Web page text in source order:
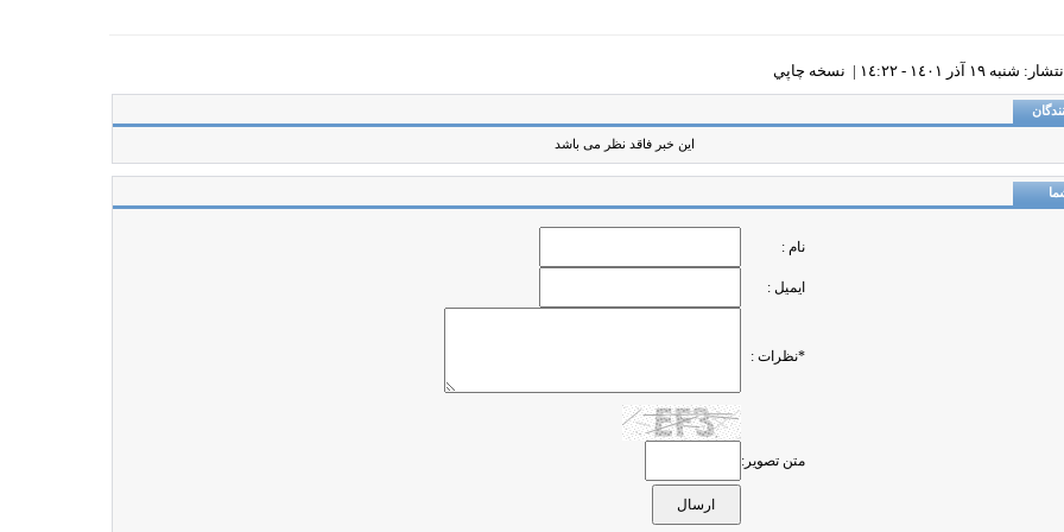
١٩ آذر ١٤٠١ - ١٤:٢٢ | نسخه چاپي
این خبر فاقد نظر می باشد
نام :
ایمیل :
*نظرات :
متن تصویر: